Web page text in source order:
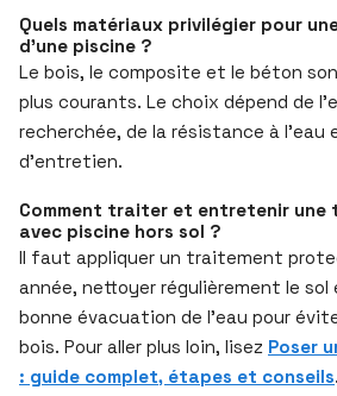
Quels matériaux privilégier pour
d’une piscine ?
Le bois, le composite et le béton
plus courants. Le choix dépend de
recherchée, de la résistance à
d’entretien.
Comment traiter et entretenir une
avec piscine hors sol ?
Il faut appliquer un traitement
année, nettoyer régulièrement le sol
bonne évacuation de l’eau pour
bois. Pour aller plus loin, lisez Poser
: guide complet, étapes et conseils.